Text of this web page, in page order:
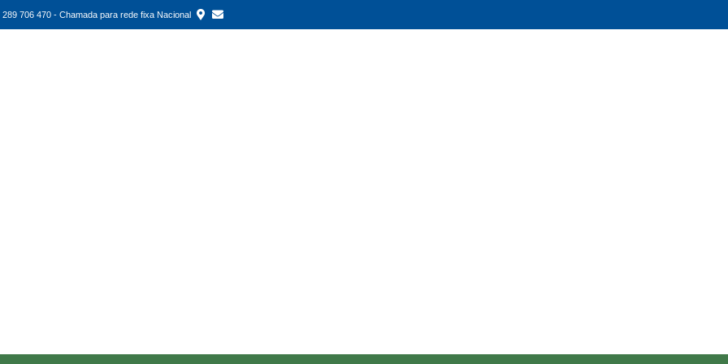
289 706 470 - Chamada para rede fixa Nacional